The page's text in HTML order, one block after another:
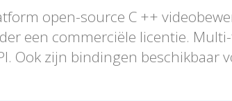
open-source C ++
een commerciële licentie.
Ook zijn bindingen beschikbaar